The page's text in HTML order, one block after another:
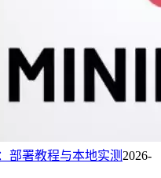
部署教程与本地实测 2026-